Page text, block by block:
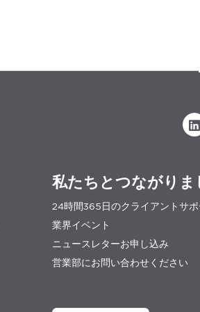
私たちとつながりま
24時間365日のクライアントサ
業界イベント
ニュースレターお申し込み
営業部にお問い合わせください